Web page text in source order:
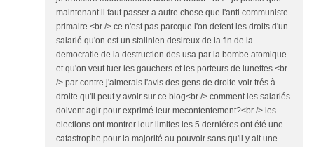
maintenant il faut passer a autre chose que l'anti communiste
primaire.<br /> ce n'est pas parcque l'on defent les droits d'un
salarié qu'on est un stalinien desireux de la fin de la
democratie de la destruction des usa par la bombe atomique
et qu'on veut tuer les gauchers et les porteurs de lunettes.<br
/> par contre j'aimerais l'avis des gens de droite voir trés à
droite qu'il peut y avoir sur ce blog<br /> comment les salariés
doivent agir pour exprimé leur mecontentement?<br /> les
elections ont montrer leur limites les 5 derniéres ont été une
catastrophe pour la majorité au pouvoir sans qu'il y ait une